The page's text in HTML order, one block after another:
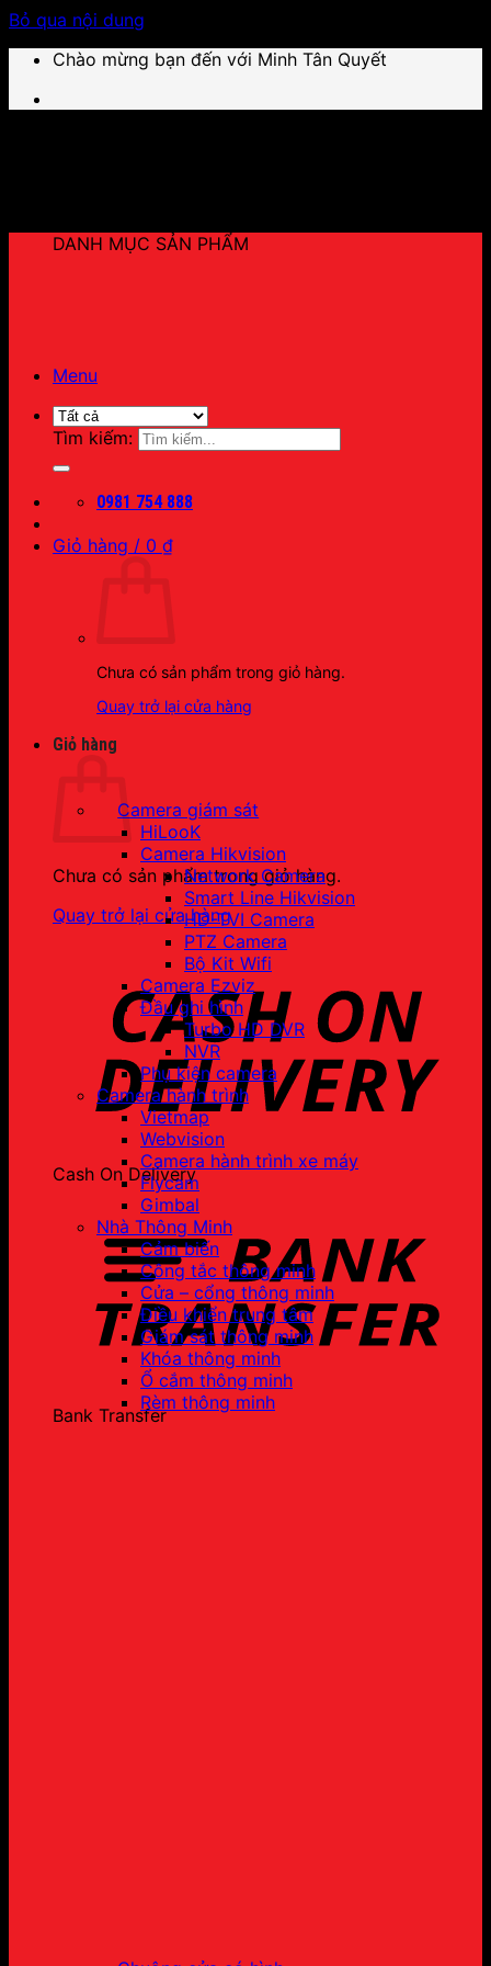
Bỏ qua nội dung
Chào mừng bạn đến với Minh Tân Quyết
Menu
Tìm kiếm:
0981 754 888
Giỏ hàng / 0 ₫
Chưa có sản phẩm trong giỏ hàng.
Quay trở lại cửa hàng
Giỏ hàng
Chưa có sản phẩm trong giỏ hàng.
Quay trở lại cửa hàng
Cash On Delivery
Bank Transfer
DANH MỤC SẢN PHẨM
Camera giám sát
HiLooK
Camera Hikvision
Network Camera
Smart Line Hikvision
HD-TVI Camera
PTZ Camera
Bộ Kit Wifi
Camera Ezviz
Đầu ghi hình
Turbo HD DVR
NVR
Phụ kiện camera
Camera hành trình
Vietmap
Webvision
Camera hành trình xe máy
Flycam
Gimbal
Nhà Thông Minh
Cảm biến
Công tắc thông minh
Cửa – cổng thông minh
Điều khiển trung tâm
Giám sát thông minh
Khóa thông minh
Ổ cắm thông minh
Rèm thông minh